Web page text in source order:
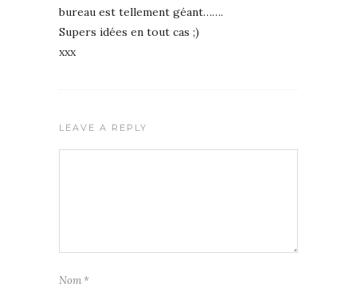
bureau est tellement géant…….
Supers idées en tout cas ;)
xxx
LEAVE A REPLY
Nom *